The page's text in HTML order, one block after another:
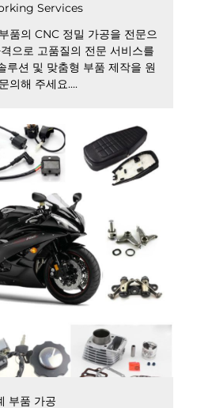
Services
품의 CNC 정밀 가공을 전문으
으로 고품질의 전문 서비스를
루션 및 맞춤형 부품 제작을 원
의해 주세요....
부품 가공